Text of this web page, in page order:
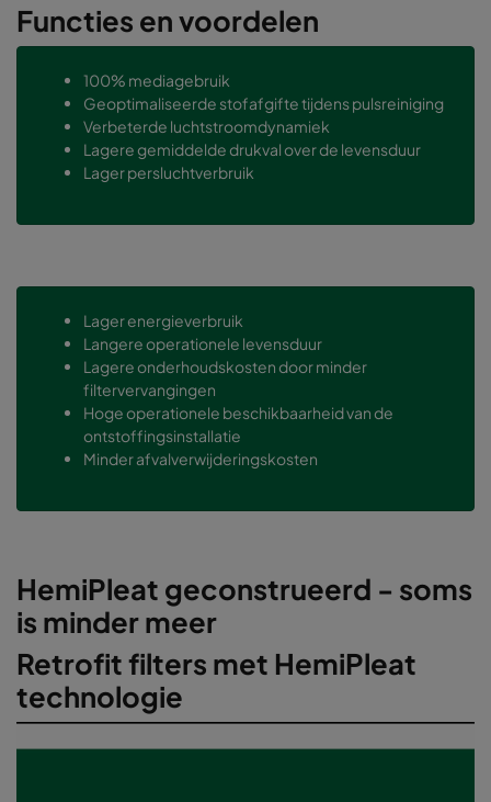
Functies en voordelen
100% mediagebruik
Geoptimaliseerde stofafgifte tijdens pulsreiniging
Verbeterde luchtstroomdynamiek
Lagere gemiddelde drukval over de levensduur
Lager persluchtverbruik
Lager energieverbruik
Langere operationele levensduur
Lagere onderhoudskosten door minder
filtervervangingen
Hoge operationele beschikbaarheid van de
ontstoffingsinstallatie
Minder afvalverwijderingskosten
HemiPleat geconstrueerd - soms
is minder meer
Retrofit filters met HemiPleat
technologie